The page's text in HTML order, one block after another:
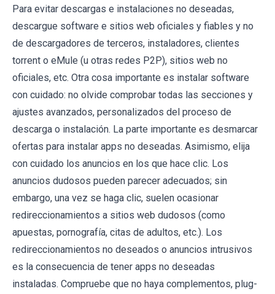
Para evitar descargas e instalaciones no deseadas,
descargue software e sitios web oficiales y fiables y no
de descargadores de terceros, instaladores, clientes
torrent o eMule (u otras redes P2P), sitios web no
oficiales, etc. Otra cosa importante es instalar software
con cuidado: no olvide comprobar todas las secciones y
ajustes avanzados, personalizados del proceso de
descarga o instalación. La parte importante es desmarcar
ofertas para instalar apps no deseadas. Asimismo, elija
con cuidado los anuncios en los que hace clic. Los
anuncios dudosos pueden parecer adecuados; sin
embargo, una vez se haga clic, suelen ocasionar
redireccionamientos a sitios web dudosos (como
apuestas, pornografía, citas de adultos, etc.). Los
redireccionamientos no deseados o anuncios intrusivos
es la consecuencia de tener apps no deseadas
instaladas. Compruebe que no haya complementos, plug-